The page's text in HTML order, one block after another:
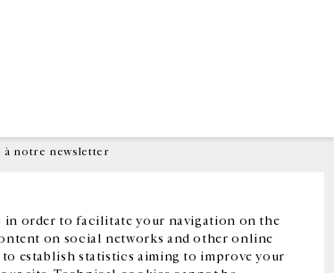
in order to facilitate your navigation on the
on social networks and other online
establish statistics aiming to improve your
notre newsletter